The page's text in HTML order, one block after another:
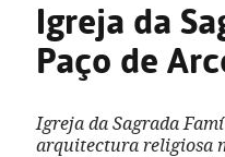
Igreja da
Paço de
Igreja da Sagrada
arquitectura religiosa